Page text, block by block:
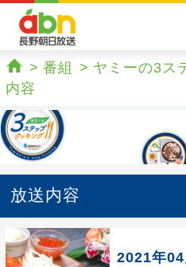
ホーム
番組 ヤミーの3ス
内容
放送内容
2021年